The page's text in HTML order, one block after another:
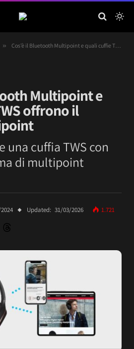
» Cos’è il Bluetooth Multipoint e quali cuffie TWS offrono il miglior Multipoint
Multipoint e
offrono il
una cuffia TWS con
di multipoint
Updated: 31/03/2026 1.721